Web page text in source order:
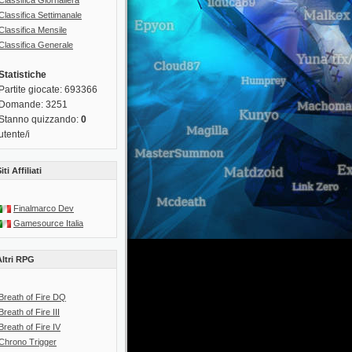
Settimanale
Mensile
Generale
giocate: 693366
3251
quizzando: 0
i
Affiliati
Finalmarco Dev
Gamesource Italia
RPG
of Fire DQ
of Fire III
of Fire IV
Trigger